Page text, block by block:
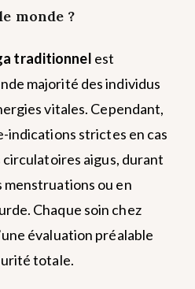
monde ?
traditionnel est
majorité des individus
vitales. Cependant,
indications strictes en cas
aigus, durant
menstruations ou en
Chaque soin chez
évaluation préalable
totale.